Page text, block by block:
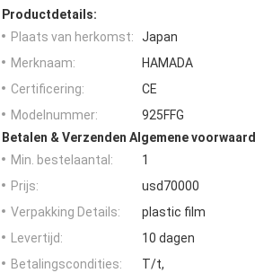
Productdetails:
Plaats van herkomst:
Japan
Merknaam:
HAMADA
Certificering:
CE
Modelnummer:
925FFG
Betalen & Verzenden Algemene
Min. bestelaantal:
1
Prijs:
usd70000
Verpakking Details:
plastic film
Levertijd:
10 dagen
Betalingscondities:
T/t,